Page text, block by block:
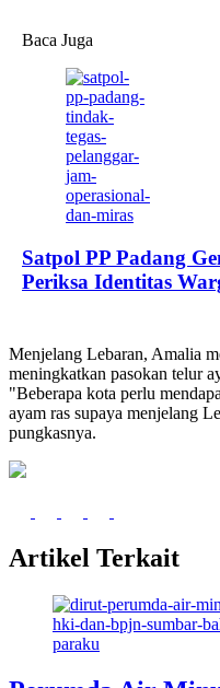
Baca Juga
Satpol PP Padang
Periksa Identitas
Menjelang Lebaran, Amalia
meningkatkan pasokan telur
"Beberapa kota perlu
ayam ras supaya menjelang
pungkasnya.
Artikel Terkait